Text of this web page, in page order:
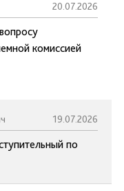
20.07.2026
комиссией
19.07.2026
по